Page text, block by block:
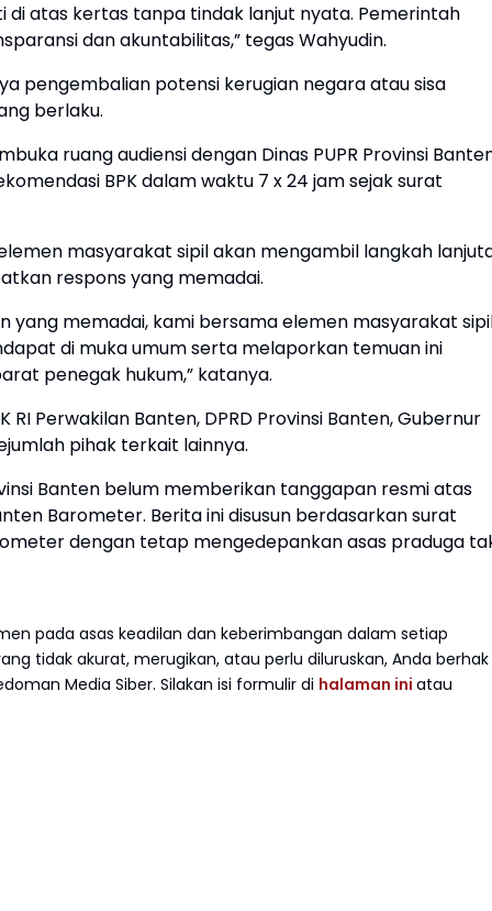
di atas kertas tanpa tindak lanjut nyata. Pemerintah
dan akuntabilitas,” tegas Wahyudin.
pengembalian potensi kerugian negara atau sisa
berlaku.
ruang audiensi dengan Dinas PUPR Provinsi
BPK dalam waktu 7 x 24 jam sejak surat
masyarakat sipil akan mengambil langkah
respons yang memadai.
yang memadai, kami bersama elemen masyarakat
di muka umum serta melaporkan temuan ini
penegak hukum,” katanya.
Perwakilan Banten, DPRD Provinsi Banten, Gubernur
pihak terkait lainnya.
Banten belum memberikan tanggapan resmi atas
Barometer. Berita ini disusun berdasarkan surat
dengan tetap mengedepankan asas praduga
pada asas keadilan dan keberimbangan dalam setiap
tidak akurat, merugikan, atau perlu diluruskan, Anda berhak
Media Siber. Silakan isi formulir di halaman ini atau